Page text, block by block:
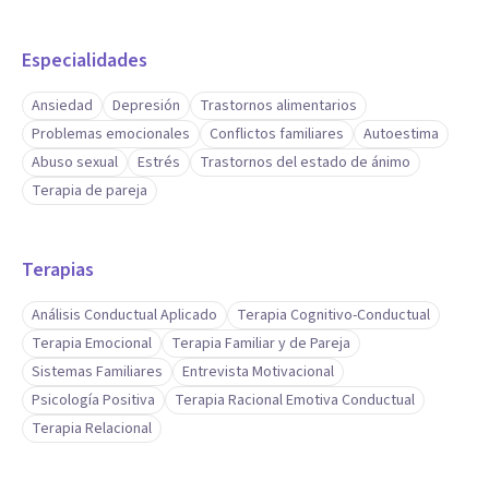
Especialidades
Ansiedad Depresión
Trastornos alimentarios
Problemas emocionales
Conflictos familiares
Autoestima
Abuso sexual
Estrés
Trastornos del estado de ánimo
Terapia de pareja
Terapias
Análisis Conductual Aplicado
Terapia Cognitivo-Conductual
Terapia Emocional
Terapia Familiar y de Pareja
Sistemas Familiares
Entrevista Motivacional
Psicología Positiva
Terapia Racional Emotiva Conductual
Terapia Relacional